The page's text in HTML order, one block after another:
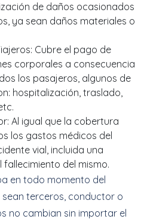
de daños ocasionados
ya sean daños materiales o
Cubre el pago de
corporales a consecuencia
los pasajeros, algunos de
hospitalización, traslado,
Al igual que la cobertura
los gastos médicos del
vial, incluida una
del mismo.
en todo momento del
terceros, conductor o
no cambian sin importar el